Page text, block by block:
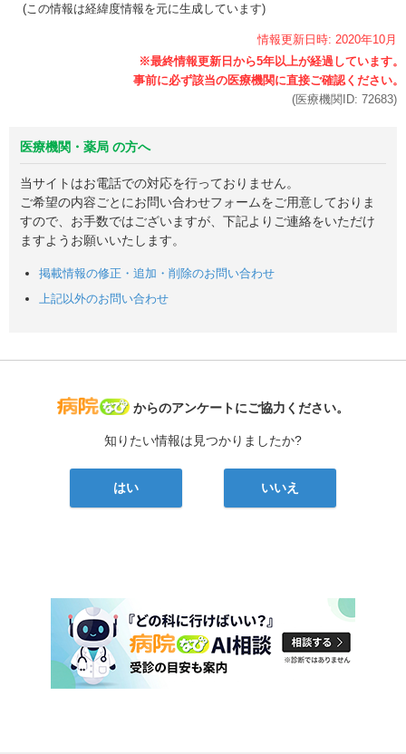
(この情報は経緯度情報を元に生成しています)
情報更新日時: 2020年10月
(医療機関ID: 72683)
医療機関・薬局 の方へ
当サイトはお電話での対応を行っておりません。
ご希望の内容ごとにお問い合わせフォームをご用意しておりま
すので、お手数ではございますが、下記よりご連絡をいただけ
ますようお願いいたします。
掲載情報の修正・追加・削除のお問い合わせ
上記以外のお問い合わせ
病院なび
からのアンケートにご協力ください。
知りたい情報は見つかりましたか?
はい いいえ